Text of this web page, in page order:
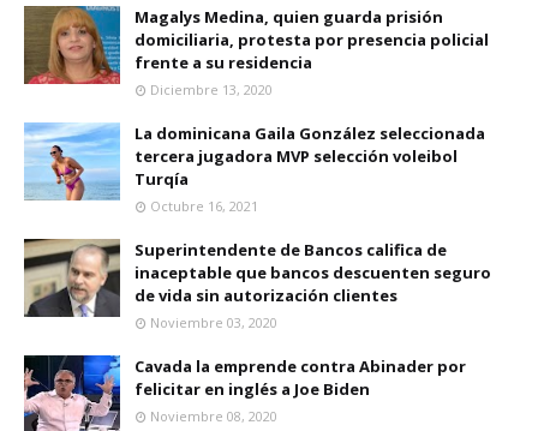
Magalys Medina, quien guarda prisión
domiciliaria, protesta por presencia policial
frente a su residencia
Diciembre 13, 2020
La dominicana Gaila González seleccionada
tercera jugadora MVP selección voleibol
Turqía
Octubre 16, 2021
Superintendente de Bancos califica de
inaceptable que bancos descuenten seguro
de vida sin autorización clientes
Noviembre 03, 2020
Cavada la emprende contra Abinader por
felicitar en inglés a Joe Biden
Noviembre 08, 2020